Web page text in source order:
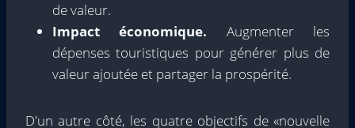
de valeur.
Impact économique. Augmenter les
dépenses touristiques pour générer plus de
valeur ajoutée et partager la prospérité.
D'un autre côté, les quatre objectifs de «nouvelle